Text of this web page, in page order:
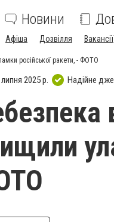
Новини
Афіша Дозвілля Вакансії
російської ракети, - ФОТО
2025 р. Надійне